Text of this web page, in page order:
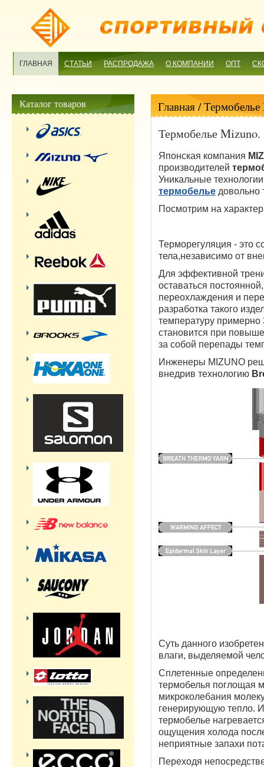
ГЛАВНАЯ СТАТЬИ РАСПРОДАЖА О КОМПАНИИ ОПТ
Главная/
Термобелье Mizuno.
Японская компания
производителей
Уникальные
термобелье довольно
Посмотрим на
Терморегуляция - это
тела,независимо от
Для эффективной
оставаться
переохлаждения и
разработка такого
температуру
становится при
за собой перепады
Инженеры MIZUNO
внедрив технологию
Суть данного
влаги, выделяемой
Сплетенные
термобелья поглощая
микроколебания
генерирующую тепло.
термобелье
ощущения холода
неприятные запахи
Переходя
Каталог товаров